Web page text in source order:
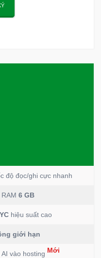
độ đọc/ghi cực nhanh
RAM 6 GB
hiệu suất cao
giới hạn
vào hosting Mới